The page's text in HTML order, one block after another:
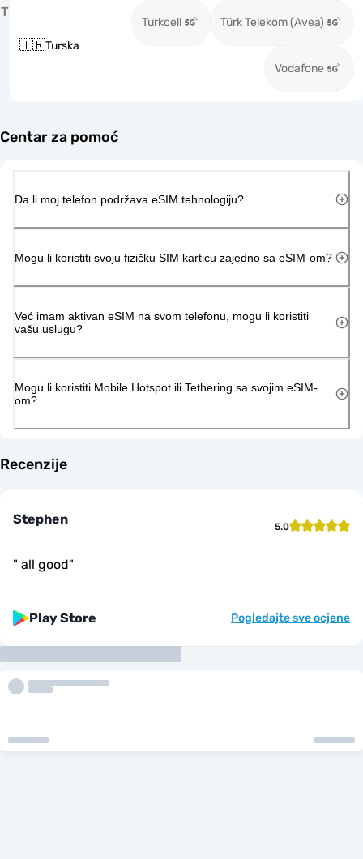
T
🇹🇷Turska
Turkcell Türk Telekom (Avea)
Vodafone
Centar za pomoć
Da li moj telefon podržava eSIM tehnologiju?
Mogu li koristiti svoju fizičku SIM karticu zajedno sa eSIM-om?
Već imam aktivan eSIM na svom telefonu, mogu li koristiti
vašu uslugu?
Mogu li koristiti Mobile Hotspot ili Tethering sa svojim eSIM-
om?
Recenzije
Stephen 5.0
" all good"
Play Store Pogledajte sve ocjene